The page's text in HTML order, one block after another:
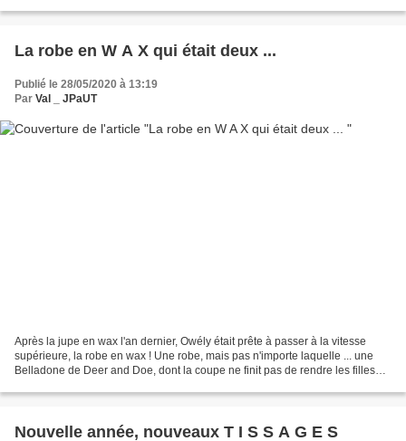
La robe en W A X qui était deux ...
Publié le 28/05/2020 à 13:19
Par Val _ JPaUT
Après la jupe en wax l'an dernier, Owély était prête à passer à la vitesse
supérieure, la robe en wax ! Une robe, mais pas n'importe laquelle ... une
Belladone de Deer and Doe, dont la coupe ne finit pas de rendre les filles
Nouvelle année, nouveaux T I S S A G E S